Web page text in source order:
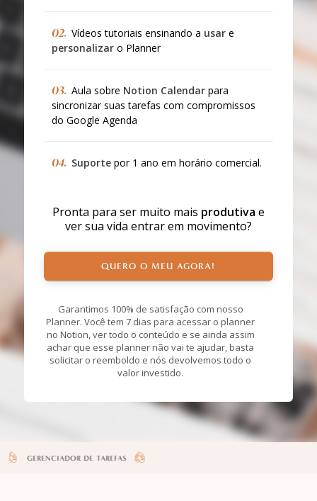
02. Vídeos tutoriais ensinando a usare
personalizaro Planner
03. Aula sobre Notion Calendarpara
sincronizar suas tarefas com compromissos
do Google Agenda
04. Suporte por 1 ano em horário comercial.
Pronta para ser muito mais produtiva e
ver sua vida entrar em movimento?
QUERO O MEU AGORA!
Garantimos 100% de satisfação com nosso
Planner. Você tem 7 dias para acessar o planner
no Notion, ver todo o conteúdo e se ainda assim
achar que esse planner não vai te ajudar, basta
solicitar o reemboldo e nós devolvemos todo o
valor investido.
TAREFAS GERENCIADOR DE TAREFAS